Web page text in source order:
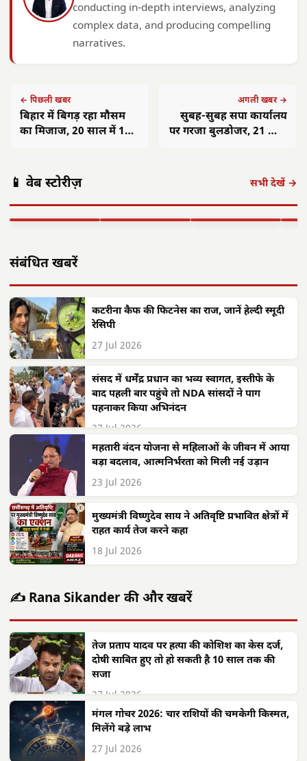
conducting in-depth interviews, analyzing
complex data, and producing compelling
narratives.
← पिछली खबर
बिहार में बिगड़ रहा मौसम
का मिजाज, 20 साल में 13
अगली खबर →
सुबह-सुबह सपा कार्यालय
पर गरजा बुलडोजर, 21 साल
📱 वेब स्टोरीज़ सभी देखें →
कार्यक्रम, 87
करोड़ के ऋण…
राष्ट्रीय लक्ष्य प्राप्त
मैन्युफैक्चरिंग…
का
संबंधित खबरें
कटरीना कैफ की फिटनेस का राज, जानें हेल्दी स्मूदी
रेसिपी
27 Jul 2026
संसद में धर्मेंद्र प्रधान का भव्य स्वागत, इस्तीफे के
बाद पहली बार पहुंचे तो NDA सांसदों ने पाग
पहनाकर किया अभिनंदन
27 Jul 2026
महतारी वंदन योजना से महिलाओं के जीवन में आया
बड़ा बदलाव, आत्मनिर्भरता को मिली नई उड़ान
23 Jul 2026
मुख्यमंत्री विष्णुदेव साय ने अतिवृष्टि प्रभावित क्षेत्रों में
राहत कार्य तेज करने कहा
18 Jul 2026
✍️ Rana Sikander की और खबरें
तेज प्रताप यादव पर हत्या की कोशिश का केस दर्ज,
दोषी साबित हुए तो हो सकती है 10 साल तक की
सजा
27 Jul 2026
मंगल गोचर 2026: चार राशियों की चमकेगी किस्मत,
मिलेंगे बड़े लाभ
27 Jul 2026